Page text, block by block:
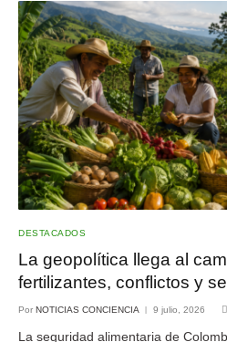
DESTACADOS
La geopolítica llega al
fertilizantes, conflictos y
Por NOTICIAS CONCIENCIA 9 julio, 2026
La seguridad alimentaria de